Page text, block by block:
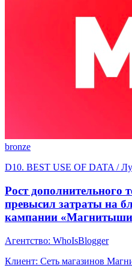
bronze
D10. BEST USE OF DATA /
Рост дополнительного
превысил затраты на
кампании
Агентство: WhoIsBlogger
Клиент: Сеть магазинов